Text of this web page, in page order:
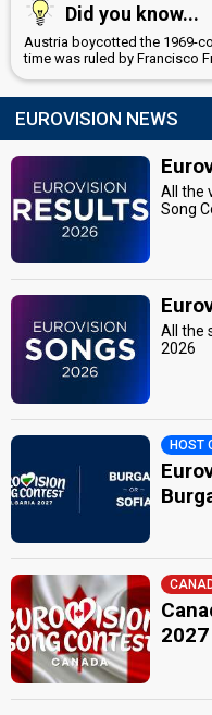
Did you know...
Austria boycotted the 1969-
time was ruled by Francisco
EUROVISION NEWS
All the
Song
All the
2026
HOST
2027